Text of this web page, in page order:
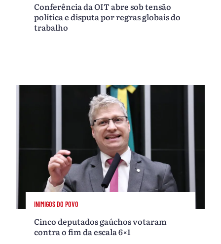
Conferência da OIT abre sob tensão
política e disputa por regras globais do
trabalho
INIMIGOS DO POVO
Cinco deputados gaúchos votaram
contra o fim da escala 6×1